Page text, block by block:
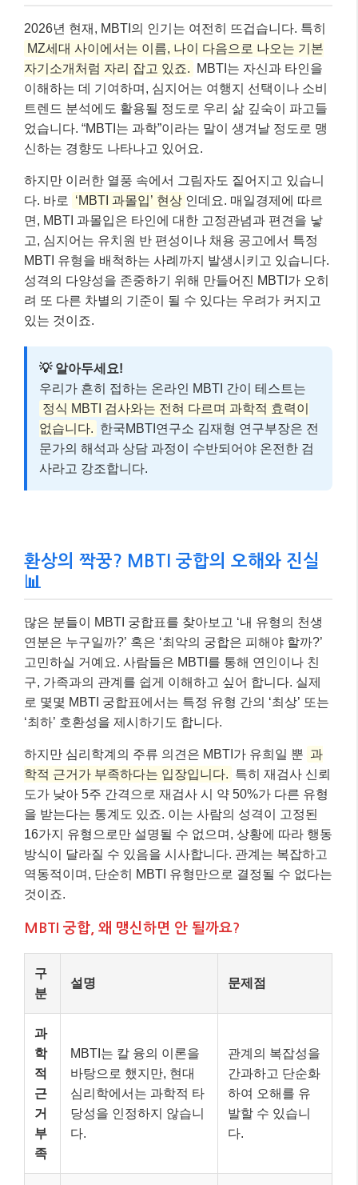
2026년 현재, MBTI의 인기는 여전히 뜨겁습니다. 특히
MZ세대 사이에서는 이름, 나이 다음으로 나오는 기본
자기소개처럼 자리 잡고 있죠.
MBTI는 자신과 타인을
이해하는 데 기여하며, 심지어는 여행지 선택이나 소비
트렌드 분석에도 활용될 정도로 우리 삶 깊숙이 파고들
었습니다. “MBTI는 과학”이라는 말이 생겨날 정도로 맹
신하는 경향도 나타나고 있어요.
하지만 이러한 열풍 속에서 그림자도 짙어지고 있습니
다. 바로
‘MBTI 과몰입’ 현상 인데요. 매일경제에 따르
면, MBTI 과몰입은 타인에 대한 고정관념과 편견을 낳
고, 심지어는 유치원 반 편성이나 채용 공고에서 특정
MBTI 유형을 배척하는 사례까지 발생시키고 있습니다.
성격의 다양성을 존중하기 위해 만들어진 MBTI가 오히
려 또 다른 차별의 기준이 될 수 있다는 우려가 커지고
있는 것이죠.
💡 알아두세요!
우리가 흔히 접하는 온라인 MBTI 간이 테스트는
정식 MBTI 검사와는 전혀 다르며 과학적 효력이
없습니다. 한국MBTI연구소 김재형 연구부장은 전
문가의 해석과 상담 과정이 수반되어야 온전한 검
사라고 강조합니다.
환상의 짝꿍? MBTI 궁합의 오해와 진실
📊
많은 분들이 MBTI 궁합표를 찾아보고 ‘내 유형의 천생
연분은 누구일까?’ 혹은 ‘최악의 궁합은 피해야 할까?’
고민하실 거예요. 사람들은 MBTI를 통해 연인이나 친
구, 가족과의 관계를 쉽게 이해하고 싶어 합니다. 실제
로 몇몇 MBTI 궁합표에서는 특정 유형 간의 ‘최상’ 또는
‘최하’ 호환성을 제시하기도 합니다.
하지만 심리학계의 주류 의견은 MBTI가 유희일 뿐 과
학적 근거가 부족하다는 입장입니다. 특히 재검사 신뢰
도가 낮아 5주 간격으로 재검사 시 약 50%가 다른 유형
을 받는다는 통계도 있죠. 이는 사람의 성격이 고정된
16가지 유형으로만 설명될 수 없으며, 상황에 따라 행동
방식이 달라질 수 있음을 시사합니다. 관계는 복잡하고
역동적이며, 단순히 MBTI 유형만으로 결정될 수 없다는
것이죠.
MBTI 궁합, 왜 맹신하면 안 될까요?
구
분
설명 문제점
과
학
적
근
거
부
족
MBTI는 칼 융의 이론을
바탕으로 했지만, 현대
심리학에서는 과학적 타
당성을 인정하지 않습니
다.
관계의 복잡성을
간과하고 단순화
하여 오해를 유
발할 수 있습니
다.